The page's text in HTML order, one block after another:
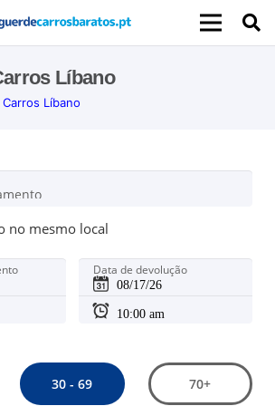
Líbano
Líbano
no mesmo local
Data de devolução
30 - 69 70+